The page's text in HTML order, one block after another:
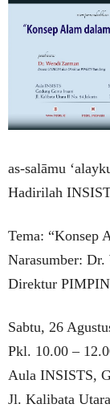
as-salāmu
Hadirilah
Tema: “Konsep
Narasumber:
Direktur
Sabtu, 26
Pkl. 10.00 –
Aula INSISTS,
Jl. Kalibata